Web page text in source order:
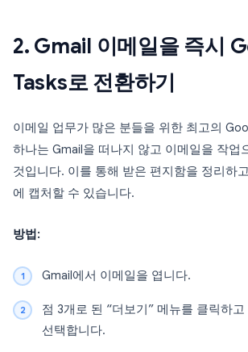
2. Gmail 이메일을 즉시
Tasks로 전환하기
이메일 업무가 많은 분들을 위한 최고의
하나는 Gmail을 떠나지 않고 이메일을 작업
것입니다. 이를 통해 받은 편지함을 정리하
에 캡처할 수 있습니다.
방법:
Gmail에서 이메일을 엽니다.
점 3개로 된 “더보기” 메뉴를 클릭하
선택합니다.